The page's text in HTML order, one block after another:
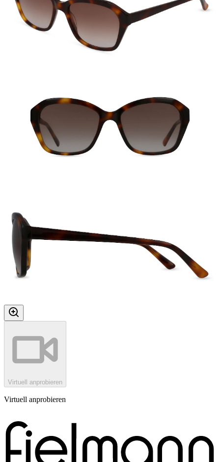
Virtuell anprobieren
Virtuell anprobieren